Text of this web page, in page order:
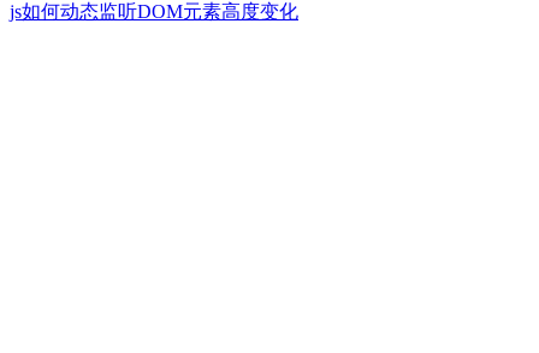
js如何动态监听DOM元素高度变化